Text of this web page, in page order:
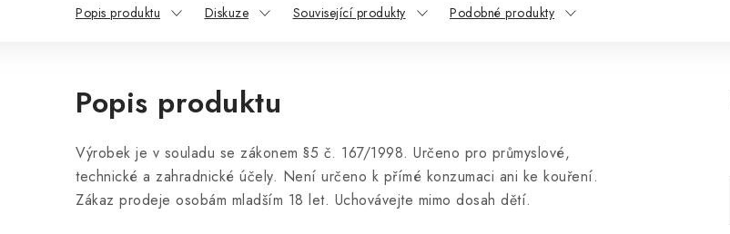
Popis produktu Diskuze Související produkty Podobné produkty
Popis produktu
Výrobek je v souladu se zákonem §5 č. 167/1998. Určeno pro průmyslové,
technické a zahradnické účely. Není určeno k přímé konzumaci ani ke kouření.
Zákaz prodeje osobám mladším 18 let. Uchovávejte mimo dosah dětí.